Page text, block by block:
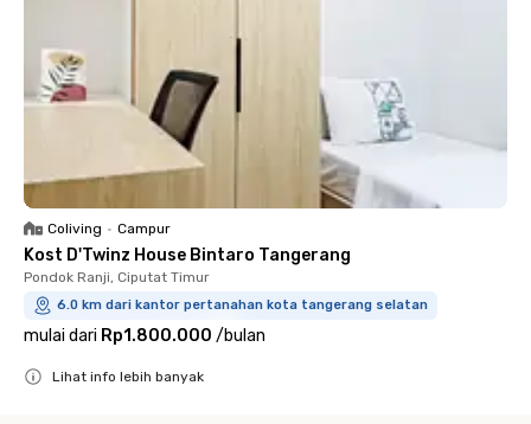
Coliving • Campur
Kost D'Twinz House Bintaro Tangerang
Pondok Ranji, Ciputat Timur
6.0 km dari kantor pertanahan kota tangerang selatan
mulai dari Rp1.800.000 /bulan
Lihat info lebih banyak